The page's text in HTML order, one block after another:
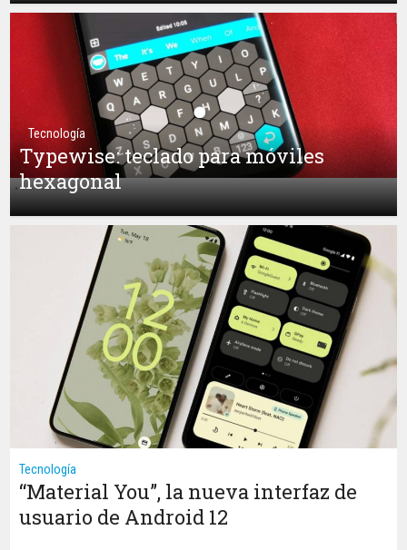
Tecnología
Typewise: teclado para móviles
hexagonal
Tecnología
“Material You”, la nueva interfaz de
usuario de Android 12